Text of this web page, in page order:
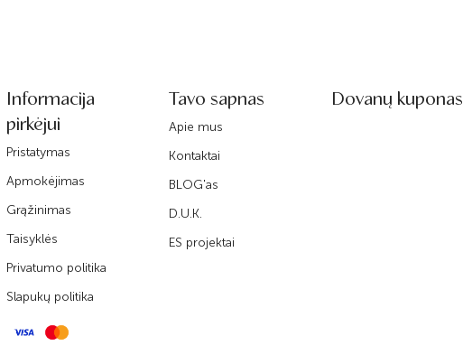
Informacija
pirkėjui
Pristatymas
Apmokėjimas
Grąžinimas
Taisyklės
Privatumo politika
Slapukų politika
Tavo sapnas
Apie mus
Kontaktai
BLOG'as
D.U.K.
ES projektai
Dovanų kuponas